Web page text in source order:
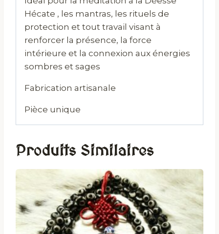
Hécate , les mantras, les rituels de
protection et tout travail visant à
renforcer la présence, la force
intérieure et la connexion aux énergies
sombres et sages
Fabrication artisanale
Pièce unique
Produits Similaires